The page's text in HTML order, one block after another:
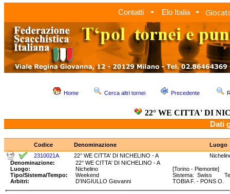
Contatti Elo Italia
Home Cerca altri tornei Precedente
22° WE CITTA' DI
Dati
Codice Denominazione
Luogo
2310021A
22° WE CITTA' DI NICHELINO - A
Denominazione:
22° WE CITTA' DI NICHELINO - A
Luogo:
Nichelino
[Torino - Piemonte]
Tipo/Sistema/Tempo:
Weekend
Sistema: Swiss
Arbitri:
D'INGIULLO Giovanni TOBIA F. - PONS O.